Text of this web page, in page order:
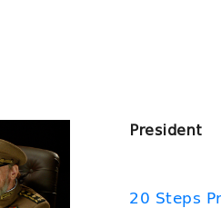
President
20 Steps